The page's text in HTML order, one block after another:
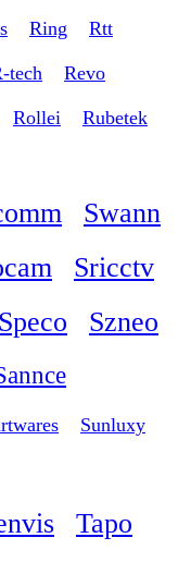
Ring Rtt
tech Revo
Rollei Rubetek
Swann
Sricctv
Speco Szneo
Sunluxy
Tapo